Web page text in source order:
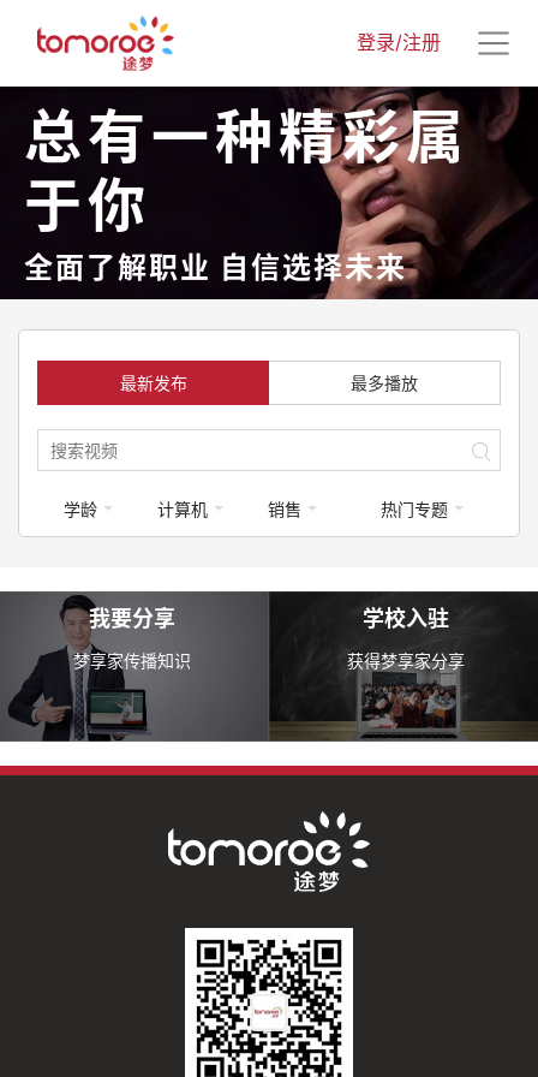
登录/注册
总有一种精彩属
于你
全面了解职业 自信选择未来
最新发布 最多播放
学龄 计算机 销售 热门专题
我要分享
梦享家传播知识
学校入驻
获得梦享家分享